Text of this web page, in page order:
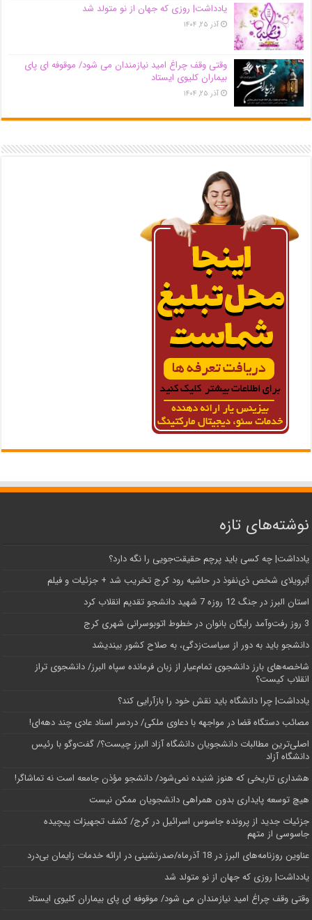
یادداشت| روزی که جهان از نو متولد شد
آذر ۲۵, ۱۴۰۴
وقتی وقف چراغ امید نیازمندان می شود/ موقوفه ای پای
بیماران کلیوی ایستاد
آذر ۲۵, ۱۴۰۴
نوشته‌های تازه
یادداشت| ‌چه کسی باید پرچم حقیقت‌جویی را نگه دارد؟
اَبَر‌ویلای شخص ذی‌نفوذ در حاشیه‌ رود کرج تخریب شد + جزئیات و فیلم
استان البرز در جنگ 12 روزه 7 شهید دانشجو تقدیم انقلاب کرد
3 روز رفت‌وآمد رایگان بانوان در خطوط اتوبوسرانی شهری کرج
دانشجو باید به دور از سیاست‌زدگی، به صلاح کشور بیندیشد
شاخصه‌های بارز دانشجوی تمام‌عیار از زبان فرمانده سپاه البرز/ دانشجوی تراز
انقلاب کیست؟
یادداشت| چرا دانشگاه باید نقش خود را بازآرایی کند؟
مصائب دستگاه قضا در مواجهه با دعاوی ملکی/ دردسر اسناد عادی چند‌ دهه‌ای!
اصلی‌ترین مطالبات دانشجویان دانشگاه آزاد البرز چیست؟/ گفت‌وگو با رئیس
دانشگاه آز‌اد
هشداری تاریخی که هنوز شنیده نمی‌شود/ دانشجو مؤذن جامعه است نه تماشاگر!
هیچ توسعه پایداری بدون همراهی دانشجویان ممکن نیست
جزئیات جدید از پرونده جاسوس اسرائیل در کرج/‌ کشف تجهیزات پیچیده
جاسوسی از متهم
عناوین روزنامه‌های البرز در ‌18 آذرماه/صدرنشینی در ارائه خدمات زایمان بی‌درد
یادداشت| روزی که جهان از نو متولد شد
وقتی وقف چراغ امید نیازمندان می شود/ موقوفه ای پای بیماران کلیوی ایستاد